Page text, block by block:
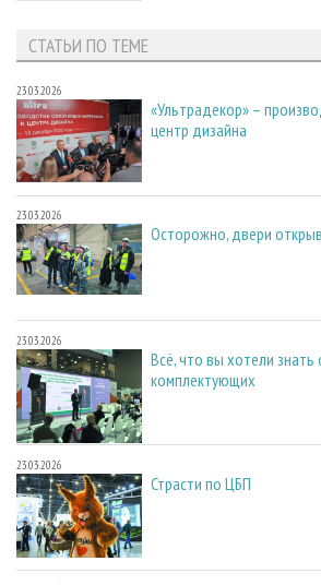
СТАТЬИ ПО ТЕМЕ
23.03.2026
«Ультрадекор» –
центр дизайна
23.03.2026
Осторожно, двери
23.03.2026
Всё, что вы хотели знать
комплектующих
23.03.2026
Страсти по ЦБП